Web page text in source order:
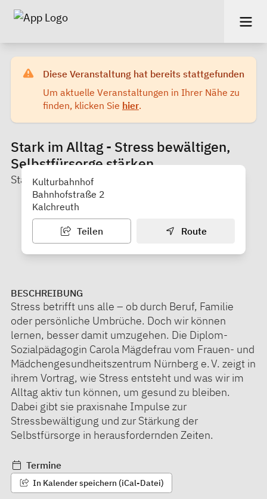
Diese Veranstaltung hat bereits stattgefunden
Um aktuelle Veranstaltungen in Ihrer Nähe zu
finden, klicken Sie hier.
Stark im Alltag - Stress bewältigen,
Selbstfürsorge stärken
Staatl. Gesundheitsamt
Kulturbahnhof
Bahnhofstraße 2
Kalchreuth
Teilen Route
BESCHREIBUNG
Stress betrifft uns alle – ob durch Beruf, Familie
oder persönliche Umbrüche. Doch wir können
lernen, besser damit umzugehen. Die Diplom-
Sozialpädagogin Carola Mägdefrau vom Frauen- und
Mädchengesundheitszentrum Nürnberg e. V. zeigt in
ihrem Vortrag, wie Stress entsteht und was wir im
Alltag aktiv tun können, um gesund zu bleiben.
Dabei gibt sie praxisnahe Impulse zur
Stressbewältigung und zur Stärkung der
Selbstfürsorge in herausfordernden Zeiten.
Termine
In Kalender speichern (iCal-Datei)